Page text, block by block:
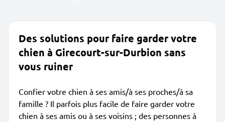
Des solutions pour faire garder votre
chien à Girecourt-sur-Durbion sans
vous ruiner
Confier votre chien à ses amis/à ses proches/à sa
famille ? Il parfois plus facile de faire garder votre
chien à ses amis ou à ses voisins ; des personnes à